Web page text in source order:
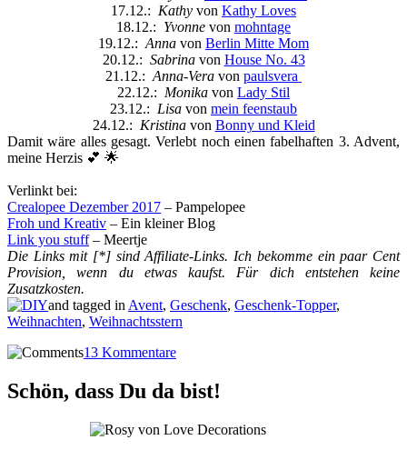
17.12.: Kathy von Kathy Loves
18.12.: Yvonne von mohntage
19.12.: Anna von Berlin Mitte Mom
20.12.: Sabrinavon House No. 43
21.12.: Anna-Vera von paulsvera
22.12.: Monika von Lady Stil
23.12.: Lisa von mein feenstaub
24.12.: Kristinavon Bonny und Kleid
Damit wäre alles gesagt. Verlebt noch einen fabelhaften 3. Advent,
meine Herzis 💕 🌟
Verlinkt bei:
Crealopee Dezember 2017 – Pampelopee
Froh und Kreativ – Ein kleiner Blog
Link you stuff– Meertje
Die Links mit [*] sind Affiliate-Links. Ich bekomme ein paar Cent
Provision, wenn du etwas kaufst. Für dich entstehen keine
Zusatzkosten.
and tagged in Avent, Geschenk, Geschenk-Topper,
Weihnachten, Weihnachtsstern
13 Kommentare
Schön, dass Du da bist!